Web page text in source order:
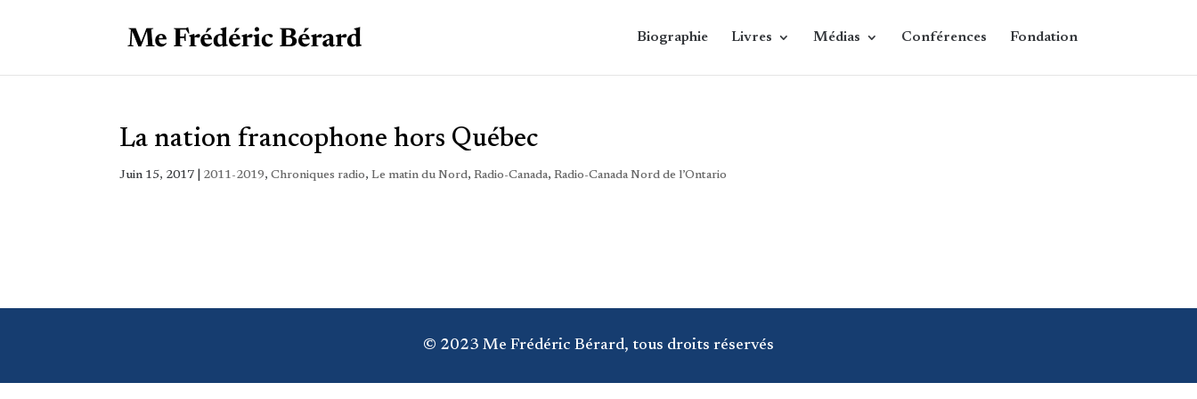
Biographie Livres Médias Conférences Fondation
La nation francophone hors Québec
Juin 15, 2017 2011-2019,Chroniques radio,Le matin du Nord,Radio-Canada,Radio-Canada Nord de l’Ontario
© 2023 Me Frédéric Bérard, tous droits réservés